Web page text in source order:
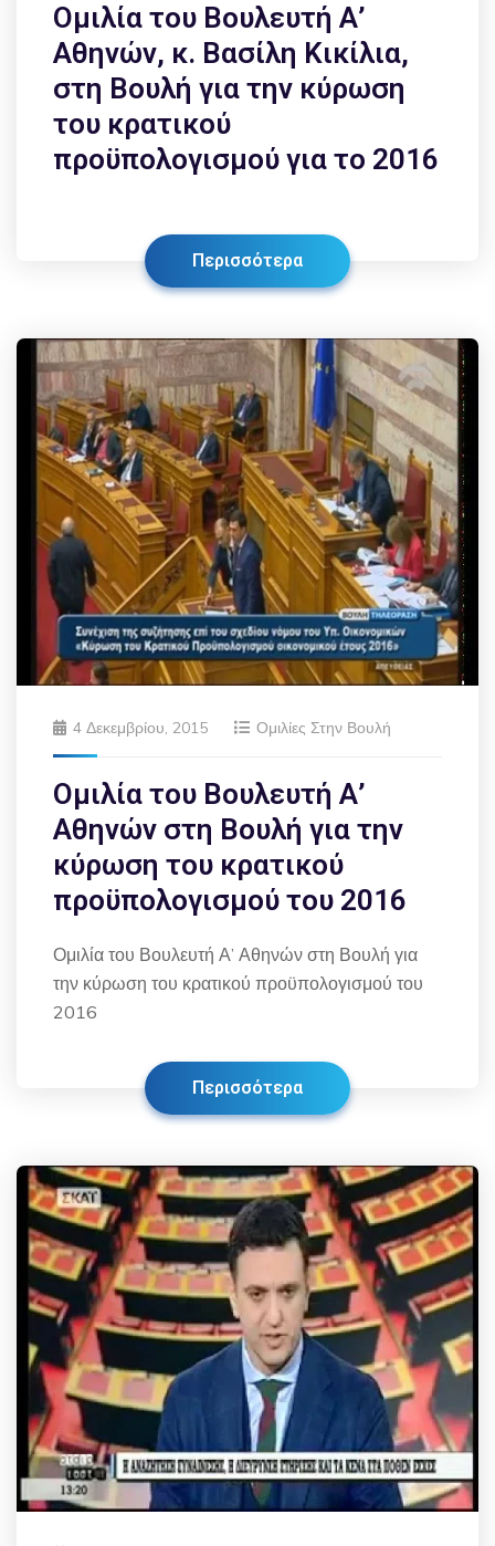
Ομιλία του Βουλευτή Α’
Αθηνών, κ. Βασίλη Κικίλια,
στη Βουλή για την κύρωση
του κρατικού
προϋπολογισμού για το 2016
Περισσότερα
4 Δεκεμβρίου, 2015 Ομιλίες Στην Βουλή
Ομιλία του Βουλευτή Α’
Αθηνών στη Βουλή για την
κύρωση του κρατικού
προϋπολογισμού του 2016
Ομιλία του Βουλευτή Α’ Αθηνών στη Βουλή για
την κύρωση του κρατικού προϋπολογισμού του
2016
Περισσότερα